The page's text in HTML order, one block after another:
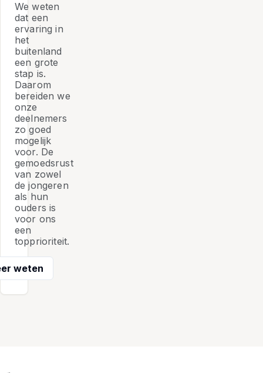
We weten
dat een
ervaring in
het
buitenland
een grote
stap is.
Daarom
bereiden we
onze
deelnemers
zo goed
mogelijk
voor. De
gemoedsrust
van zowel
de jongeren
als hun
ouders is
voor ons
een
topprioriteit.
weten